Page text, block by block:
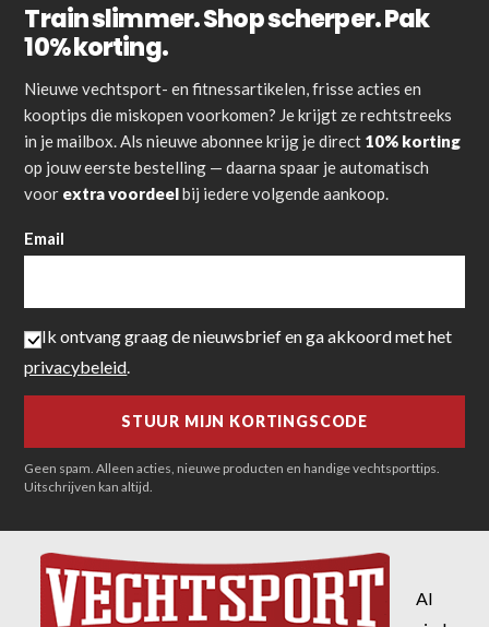
Train slimmer. Shop scherper. Pak
10% korting.
Nieuwe vechtsport- en fitnessartikelen, frisse acties en
kooptips die miskopen voorkomen? Je krijgt ze rechtstreeks
in je mailbox. Als nieuwe abonnee krijg je direct 10% korting
op jouw eerste bestelling — daarna spaar je automatisch
voor extra voordeelbij iedere volgende aankoop.
Email
Ik ontvang graag de nieuwsbrief en ga akkoord met het
privacybeleid
Geen spam. Alleen acties, nieuwe producten en handige vechtsporttips.
Uitschrijven kan altijd.
Al